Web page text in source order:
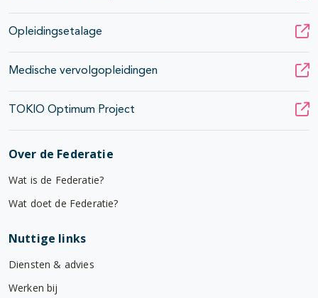
Opleidingsetalage
Medische vervolgopleidingen
TOKIO Optimum Project
Over de Federatie
Wat is de Federatie?
Wat doet de Federatie?
Nuttige links
Diensten & advies
Werken bij